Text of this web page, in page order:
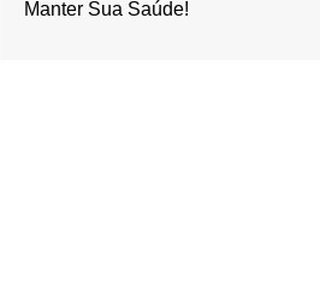
Manter Sua Saúde!